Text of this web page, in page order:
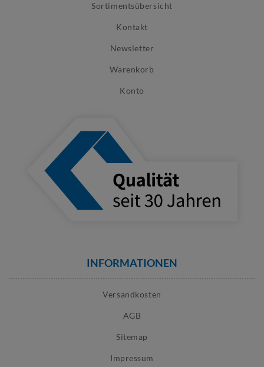
Sortimentsübersicht
Kontakt
Newsletter
Warenkorb
Konto
INFORMATIONEN
Versandkosten
AGB
Sitemap
Impressum